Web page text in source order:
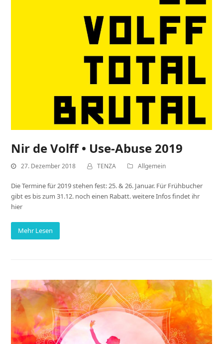
Nir de Volff • Use-Abuse 2019
27. Dezember 2018 TENZA Allgemein
Die Termine für 2019 stehen fest: 25. & 26. Januar. Für Frühbucher
gibt es bis zum 31.12. noch einen Rabatt. weitere Infos findet ihr
hier
Mehr Lesen